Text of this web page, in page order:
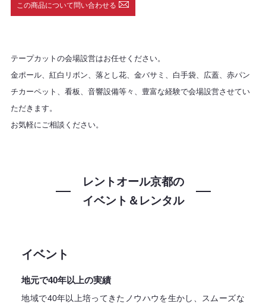
この商品について問い合わせる
テープカットの会場設営はお任せください。
金ポール、紅白リボン、落とし花、金バサミ、白手袋、広蓋、赤パン
チカーペット、看板、音響設備等々、豊富な経験で会場設営させてい
ただきます。
お気軽にご相談ください。
レントオール京都の
イベント＆レンタル
イベント
地元で40年以上の実績
地域で40年以上培ってきたノウハウを生かし、スムーズな